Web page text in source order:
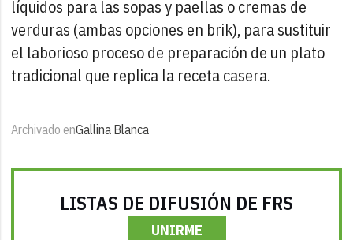
líquidos para las sopas y paellas o cremas de
verduras (ambas opciones en brik), para sustituir
el laborioso proceso de preparación de un plato
tradicional que replica la receta casera.
Archivado enGallina Blanca
LISTAS DE DIFUSIÓN DE FRS
UNIRME